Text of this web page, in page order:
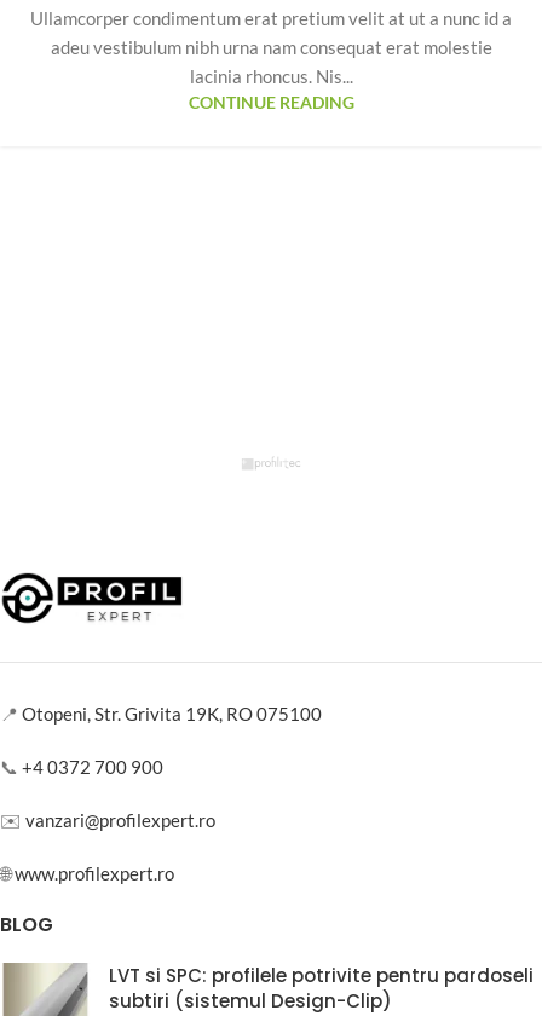
Ullamcorper condimentum erat pretium velit at ut a nunc id a
adeu vestibulum nibh urna nam consequat erat molestie
lacinia rhoncus. Nis...
CONTINUE READING
📍 Otopeni, Str. Grivita 19K, RO 075100
📞 +4 0372 700 900
✉️ vanzari@profilexpert.ro
🌐www.profilexpert.ro
BLOG
LVT si SPC: profilele potrivite pentru pardoseli
subtiri (sistemul Design-Clip)